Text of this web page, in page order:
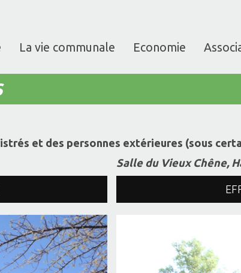
La vie communale Economie
et des personnes extérieures (sous
Salle du Vieux Chêne,